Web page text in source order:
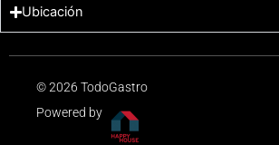
Ubicación
© 2026 TodoGastro
Powered by